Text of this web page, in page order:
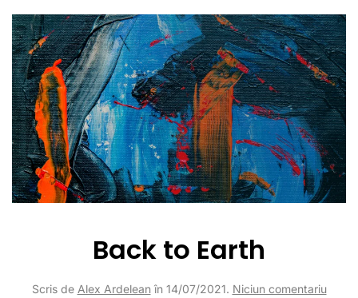
Back to Earth
Scris de Alex Ardeleanîn 14/07/2021. Niciun comentariula